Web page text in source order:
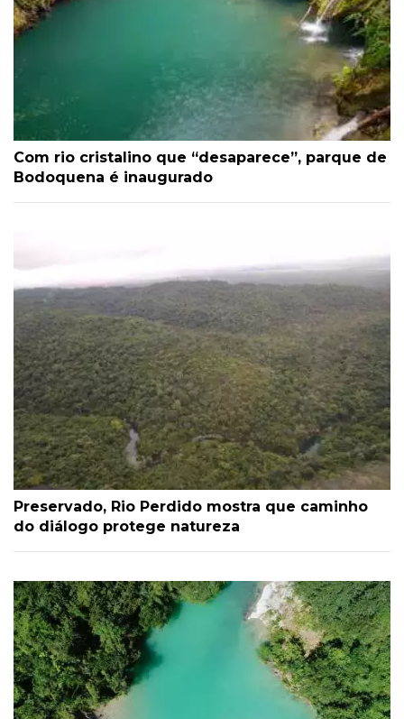
Com rio cristalino que “desaparece”, parque de
Bodoquena é inaugurado
Preservado, Rio Perdido mostra que caminho
do diálogo protege natureza